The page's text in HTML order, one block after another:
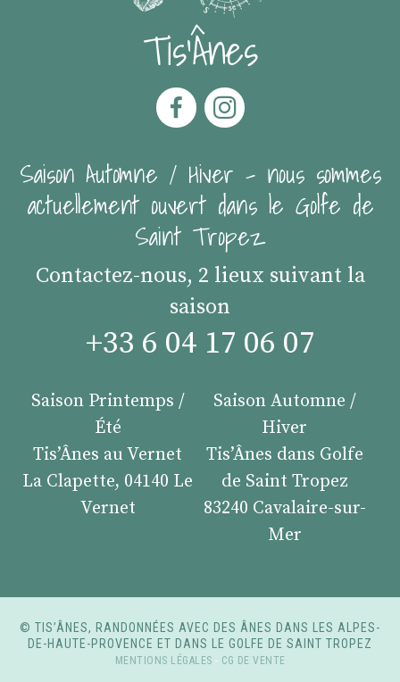
Tis'Ânes
Saison Automne / Hiver - nous sommes
actuellement ouvert dans le Golfe de
Saint Tropez
Contactez-nous, 2 lieux suivant la
saison
+33 6 04 17 06 07
Saison Printemps /
Été
Tis’Ânes au Vernet
La Clapette, 04140 Le
Vernet
Saison Automne /
Hiver
Tis’Ânes dans Golfe
de Saint Tropez
83240 Cavalaire-sur-
Mer
© TIS’ÂNES, RANDONNÉES AVEC DES ÂNES DANS LES ALPES-
DE-HAUTE-PROVENCE ET DANS LE GOLFE DE SAINT TROPEZ
MENTIONS LÉGALES - CG DE VENTE